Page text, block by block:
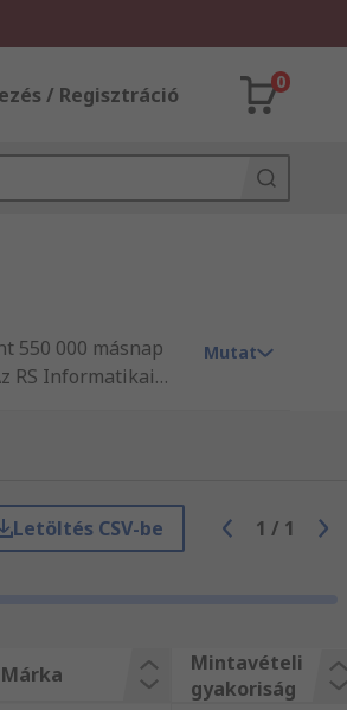
/ Regisztráció
0
550 000 másnap
RS Informatikai
Amennyiben a
állnak az Ön
az igényeinek
ezen
Mutat
Letöltés CSV-be 1 / 1
Márka
Mintavételi
gyakoriság